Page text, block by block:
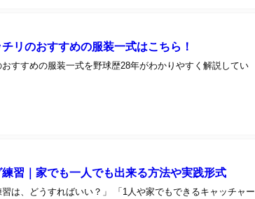
リのおすすめの服装一式はこちら！
すすめの服装一式を野球歴28年がわかりやすく解説してい
習｜家でも一人でも出来る方法や実践形式
は、どうすればいい？」 「1人や家でもできるキャッチャー